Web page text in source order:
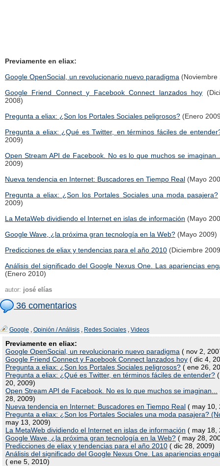
Previamente en eliax:
Google OpenSocial, un revolucionario nuevo paradigma (Noviembre
Google Friend Connect y Facebook Connect lanzados hoy
2008)
Pregunta a eliax: ¿Son los Portales Sociales peligrosos? (Enero
Pregunta a eliax: ¿Qué es Twitter, en términos fáciles de
2009)
Open Stream API de Facebook. No es lo que muchos se
2009)
Nueva tendencia en Internet: Buscadores en Tiempo Real (Mayo
Pregunta a eliax: ¿Son los Portales Sociales una moda pasajera?
2009)
La MetaWeb dividiendo el Internet en islas de información (Mayo
Google Wave, ¿la próxima gran tecnología en la Web? (Mayo 2009)
Predicciones de eliax y tendencias para el año 2010 (Diciembre
Análisis del significado del Google Nexus One. Las apariencias
(Enero 2010)
autor: josé elías
36 comentarios
Google , Opinión / Análisis , Redes Sociales , Videos
Previamente en eliax:
Google OpenSocial, un revolucionario nuevo paradigma ( nov 2,
Google Friend Connect y Facebook Connect lanzados hoy ( dic 4,
Pregunta a eliax: ¿Son los Portales Sociales peligrosos? ( ene 26,
Pregunta a eliax: ¿Qué es Twitter, en términos fáciles de entender?
20, 2009)
Open Stream API de Facebook. No es lo que muchos se imaginan...
28, 2009)
Nueva tendencia en Internet: Buscadores en Tiempo Real ( may 10,
Pregunta a eliax: ¿Son los Portales Sociales una moda pasajera?
may 13, 2009)
La MetaWeb dividiendo el Internet en islas de información ( may 18,
Google Wave, ¿la próxima gran tecnología en la Web? ( may 28,
Predicciones de eliax y tendencias para el año 2010 ( dic 28, 2009)
Análisis del significado del Google Nexus One. Las apariencias
( ene 5, 2010)